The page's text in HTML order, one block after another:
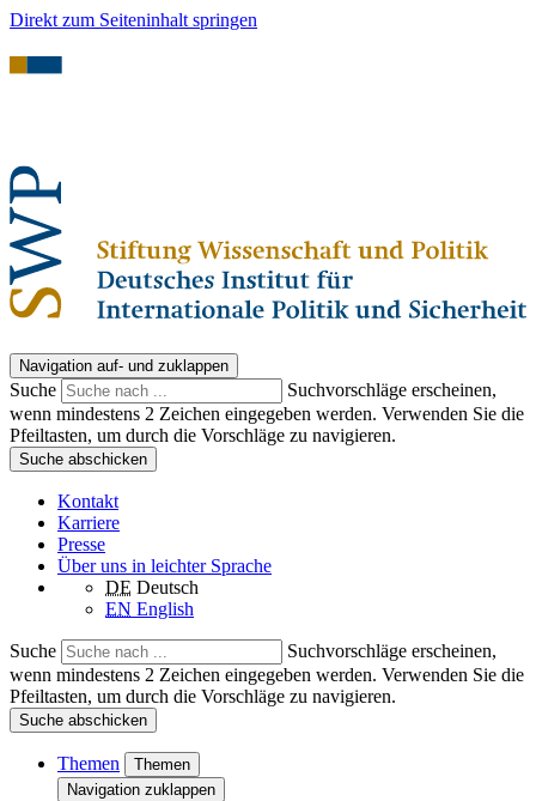
Direkt zum Seiteninhalt springen
Navigation auf- und zuklappen
Suche
Suchvorschläge erscheinen,
wenn mindestens 2 Zeichen eingegeben werden. Verwenden Sie die
Pfeiltasten, um durch die Vorschläge zu navigieren.
Suche abschicken
Kontakt
Karriere
Presse
Über uns in leichter Sprache
DE Deutsch
EN English
Suche
Suchvorschläge erscheinen,
wenn mindestens 2 Zeichen eingegeben werden. Verwenden Sie die
Pfeiltasten, um durch die Vorschläge zu navigieren.
Suche abschicken
Themen
Themen
Navigation zuklappen